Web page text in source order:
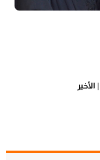
| الأخير